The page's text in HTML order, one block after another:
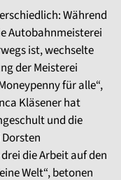
Während
Autobahnmeisterei
ist, wechselte
der Meisterei
für alle“,
Kläsener hat
und die
die Arbeit auf den
Welt“, betonen